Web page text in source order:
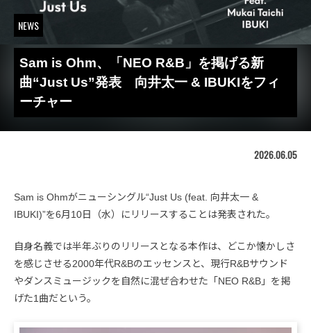
NEWS
Sam is Ohm、「NEO R&B」を掲げる新
曲“Just Us”発表 向井太一 & IBUKIをフィ
ーチャー
2026.06.05
Sam is Ohmがニューシングル“Just Us (feat. 向井太一 &
IBUKI)”を6月10日（水）にリリースすることは発表された。
自身名義では半年ぶりのリリースとなる本作は、どこか懐かしさ
を感じさせる2000年代R&Bのエッセンスと、現行R&Bサウンド
やダンスミュージックを自然に混ぜ合わせた「NEO R&B」を掲
げた1曲だという。